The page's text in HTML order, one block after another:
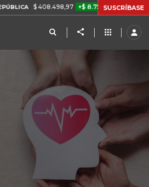
$ 408.498,97 +$ 8.753,81 +2,19% TASA
SUSCRÍBASE